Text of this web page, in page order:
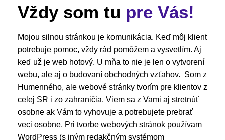
Vždy som tu pre Vás!
Mojou silnou stránkou je komunikácia. Keď môj klient
potrebuje pomoc, vždy rád pomôžem a vysvetlím. Aj
keď už je web hotový. U mňa to nie je len o vytvorení
webu, ale aj o budovaní obchodných vzťahov. Som z
Humenného, ale webové stránky tvorím pre klientov z
celej SR i zo zahraničia. Viem sa z Vami aj stretnúť
osobne ak Vám to vyhovuje a potrebujete prebrať
veci osobne. Pri tvorbe webových stránok používam
WordPress (s iným redakčným systémom